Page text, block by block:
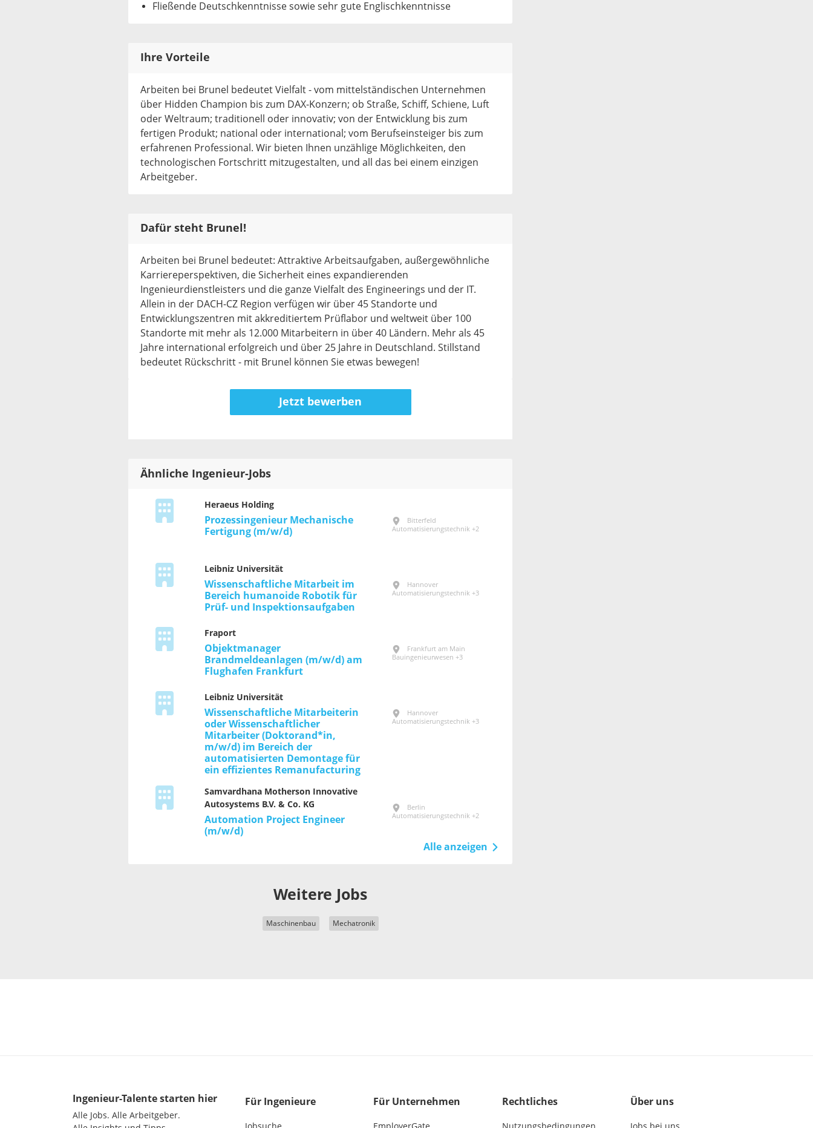
Fließende Deutschkenntnisse sowie sehr gute Englischkenntnisse
Ihre Vorteile
Arbeiten bei Brunel bedeutet Vielfalt - vom mittelständischen Unternehmen
über Hidden Champion bis zum DAX-Konzern; ob Straße, Schiff, Schiene, Luft
oder Weltraum; traditionell oder innovativ; von der Entwicklung bis zum
fertigen Produkt; national oder international; vom Berufseinsteiger bis zum
erfahrenen Professional. Wir bieten Ihnen unzählige Möglichkeiten, den
technologischen Fortschritt mitzugestalten, und all das bei einem einzigen
Arbeitgeber.
Dafür steht Brunel!
Arbeiten bei Brunel bedeutet: Attraktive Arbeitsaufgaben, außergewöhnliche
Karriereperspektiven, die Sicherheit eines expandierenden
Ingenieurdienstleisters und die ganze Vielfalt des Engineerings und der IT.
Allein in der DACH-CZ Region verfügen wir über 45 Standorte und
Entwicklungszentren mit akkreditiertem Prüflabor und weltweit über 100
Standorte mit mehr als 12.000 Mitarbeitern in über 40 Ländern. Mehr als 45
Jahre international erfolgreich und über 25 Jahre in Deutschland. Stillstand
bedeutet Rückschritt - mit Brunel können Sie etwas bewegen!
Jetzt bewerben
Ähnliche Ingenieur-Jobs
Heraeus Holding
Prozessingenieur Mechanische
Fertigung (m/w/d)
Bitterfeld
Automatisierungstechnik +2
Leibniz Universität
Wissenschaftliche Mitarbeit im
Bereich humanoide Robotik für
Prüf- und Inspektionsaufgaben
Hannover
Automatisierungstechnik +3
Fraport
Objektmanager
Brandmeldeanlagen (m/w/d) am
Flughafen Frankfurt
Frankfurt am Main
Bauingenieurwesen +3
Leibniz Universität
Wissenschaftliche Mitarbeiterin
oder Wissenschaftlicher
Mitarbeiter (Doktorand*in,
m/w/d) im Bereich der
automatisierten Demontage für
ein effizientes Remanufacturing
Hannover
Automatisierungstechnik +3
Samvardhana Motherson Innovative
Autosystems B.V. & Co. KG
Automation Project Engineer
(m/w/d)
Berlin
Automatisierungstechnik +2
Alle anzeigen
Weitere Jobs
Maschinenbau Mechatronik
Ingenieur-Talente starten hier
Alle Jobs. Alle Arbeitgeber.
Für Ingenieure Für Unternehmen Rechtliches Über uns